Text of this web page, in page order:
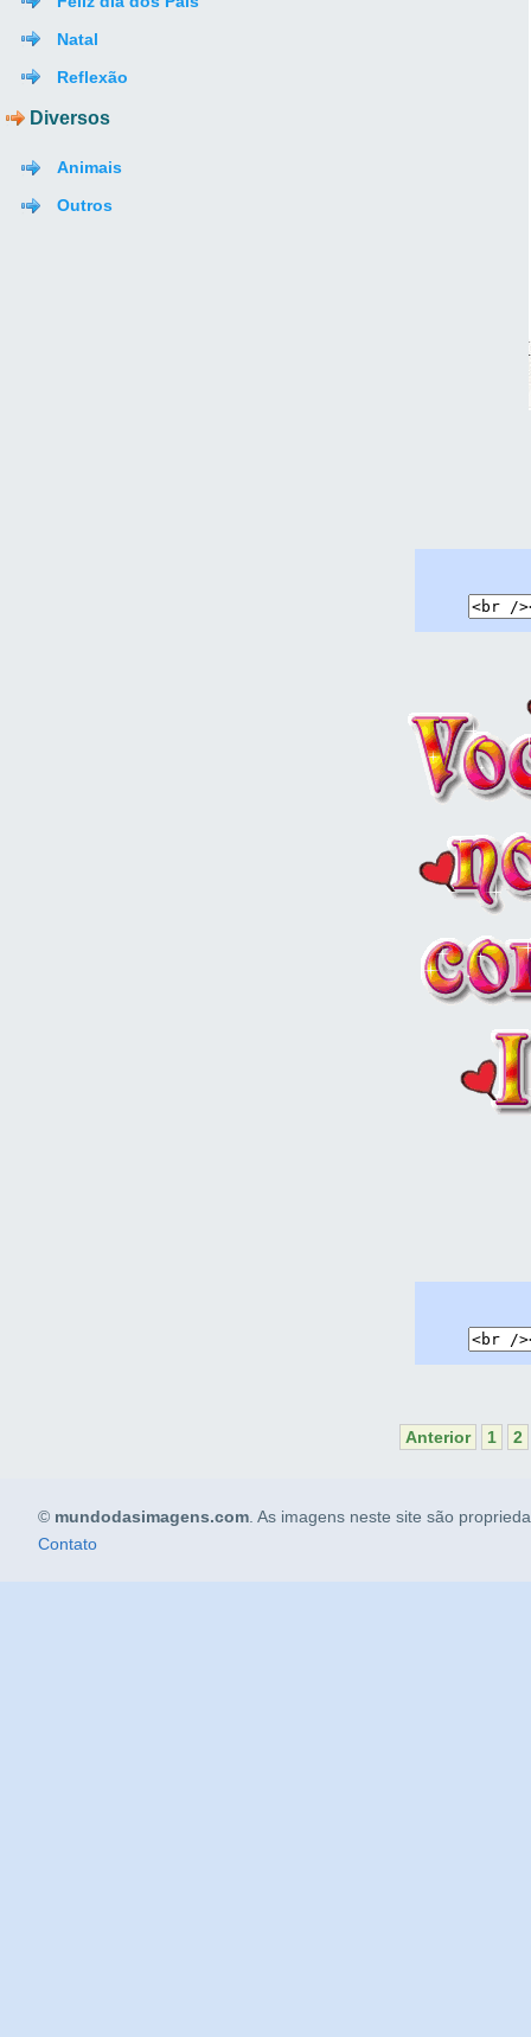
Natal
Reflexão
Diversos
Animais
Outros
Anterior 1 2
© mundodasimagens.com . As imagens neste site são
Contato